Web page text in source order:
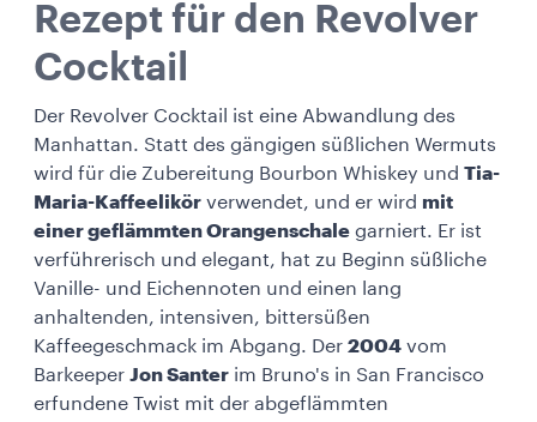
Rezept für den Revolver
Cocktail
Der Revolver Cocktail ist eine Abwandlung des
Manhattan. Statt des gängigen süßlichen Wermuts
wird für die Zubereitung Bourbon Whiskey und Tia-
Maria-Kaffeelikör verwendet, und er wird mit
einer geflämmten Orangenschale garniert. Er ist
verführerisch und elegant, hat zu Beginn süßliche
Vanille- und Eichennoten und einen lang
anhaltenden, intensiven, bittersüßen
Kaffeegeschmack im Abgang. Der 2004 vom
Barkeeper Jon Santer im Bruno's in San Francisco
erfundene Twist mit der abgeflämmten